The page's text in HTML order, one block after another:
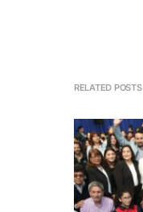
RELATED POSTS